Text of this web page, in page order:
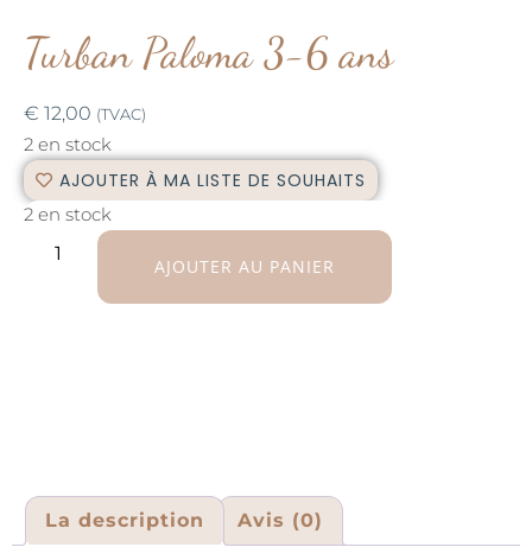
Turban Paloma 3-6 ans
€ 12,00 (TVAC)
2 en stock
AJOUTER À MA LISTE DE SOUHAITS
2 en stock
AJOUTER AU PANIER
La description Avis (0)